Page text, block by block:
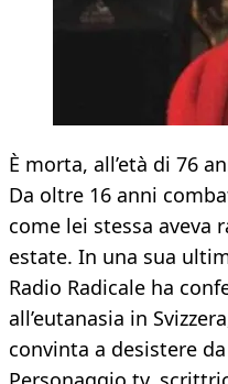
È morta, all’età di 76
Da oltre 16 anni
come lei stessa aveva
estate. In una sua
Radio Radicale ha
all’eutanasia in
convinta a desistere